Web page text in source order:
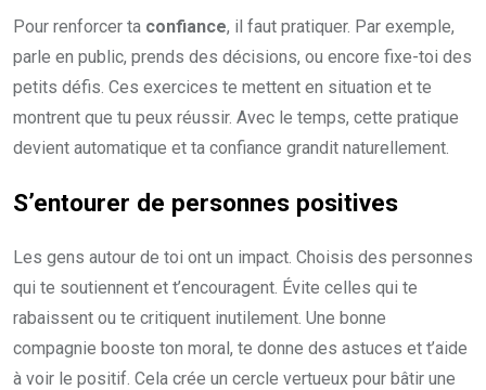
Pour renforcer ta confiance, il faut pratiquer. Par exemple,
parle en public, prends des décisions, ou encore fixe-toi des
petits défis. Ces exercices te mettent en situation et te
montrent que tu peux réussir. Avec le temps, cette pratique
devient automatique et ta confiance grandit naturellement.
S’entourer de personnes positives
Les gens autour de toi ont un impact. Choisis des personnes
qui te soutiennent et t’encouragent. Évite celles qui te
rabaissent ou te critiquent inutilement. Une bonne
compagnie booste ton moral, te donne des astuces et t’aide
à voir le positif. Cela crée un cercle vertueux pour bâtir une